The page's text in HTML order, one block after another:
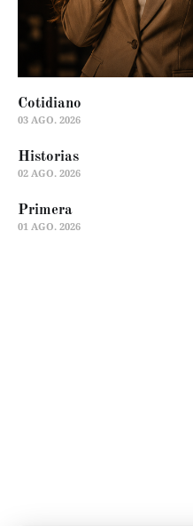
Cotidiano
03 AGO. 2026
Historias
02 AGO. 2026
Primera
01 AGO. 2026